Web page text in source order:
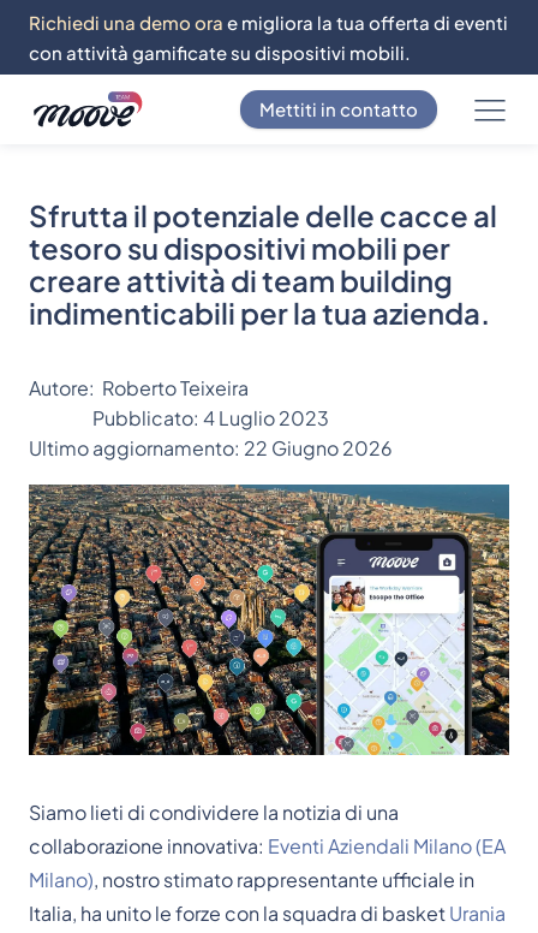
Richiedi una demo ora e migliora la tua offerta di eventi
con attività gamificate su dispositivi mobili.
Mettiti in contatto
Sfrutta il potenziale delle cacce al
tesoro su dispositivi mobili per
creare attività di team building
indimenticabili per la tua azienda.
Autore: Roberto Teixeira
Pubblicato: 4 Luglio 2023
Ultimo aggiornamento: 22 Giugno 2026
Siamo lieti di condividere la notizia di una
collaborazione innovativa: Eventi Aziendali Milano (EA
Milano), nostro stimato rappresentante ufficiale in
Italia, ha unito le forze con la squadra di basketUrania